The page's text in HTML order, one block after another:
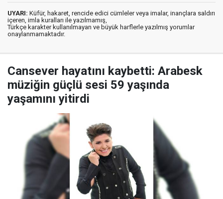
UYARI: Küfür, hakaret, rencide edici cümleler veya imalar, inançlara saldırı
içeren, imla kuralları ile yazılmamış,
Türkçe karakter kullanılmayan ve büyük harflerle yazılmış yorumlar
onaylanmamaktadır.
Cansever hayatını kaybetti: Arabesk
müziğin güçlü sesi 59 yaşında
yaşamını yitirdi